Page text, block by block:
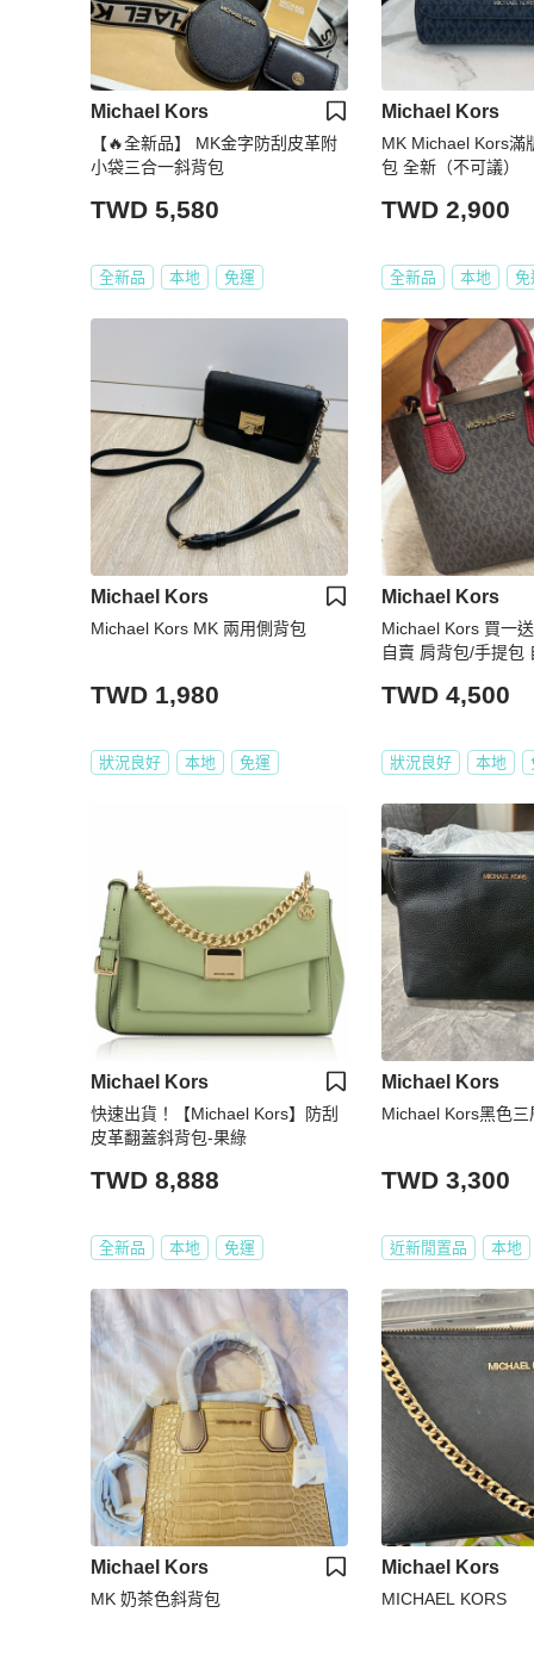
Michael Kors
【🔥全新品】 MK金字防刮皮革附
小袋三合一斜背包
TWD 5,580
全新品 本地 免運
Michael Kors
MK Michael Kors滿
包 全新（不可議）
TWD 2,900
全新品 本地 免
Michael Kors
Michael Kors MK 兩用側背包
TWD 1,980
狀況良好 本地 免運
Michael Kors
Michael Kors 買一
自賣 肩背包/手提包
TWD 4,500
狀況良好 本地
Michael Kors
快速出貨！【Michael Kors】防刮
皮革翻蓋斜背包-果綠
TWD 8,888
全新品 本地 免運
Michael Kors
Michael Kors黑色三
TWD 3,300
近新閒置品 本地
Michael Kors
MK 奶茶色斜背包
Michael Kors
MICHAEL KORS